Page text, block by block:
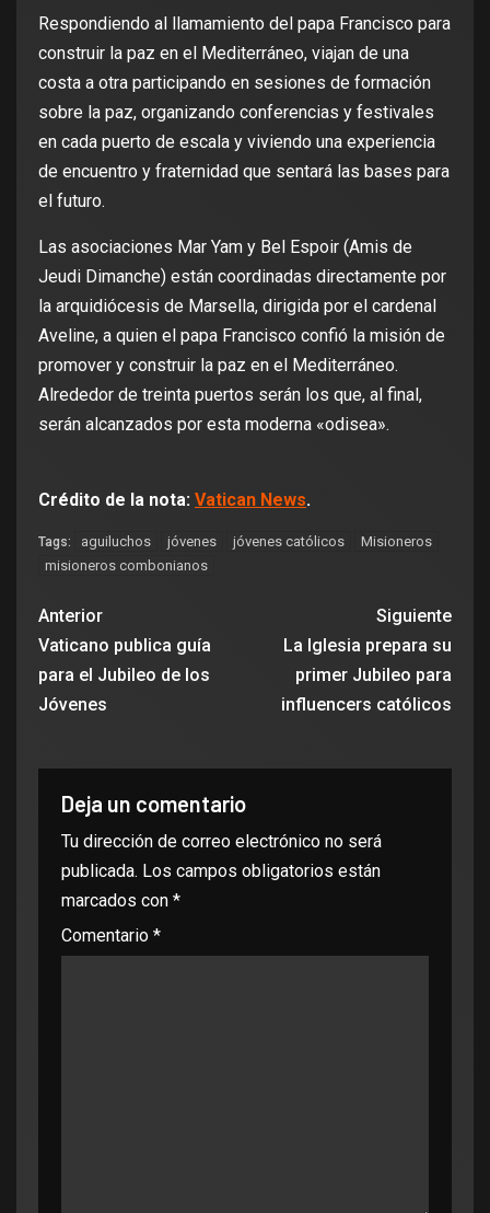
Respondiendo al llamamiento del papa Francisco para
construir la paz en el Mediterráneo, viajan de una
costa a otra participando en sesiones de formación
sobre la paz, organizando conferencias y festivales
en cada puerto de escala y viviendo una experiencia
de encuentro y fraternidad que sentará las bases para
el futuro.
Las asociaciones Mar Yam y Bel Espoir (Amis de
Jeudi Dimanche) están coordinadas directamente por
la arquidiócesis de Marsella, dirigida por el cardenal
Aveline, a quien el papa Francisco confió la misión de
promover y construir la paz en el Mediterráneo.
Alrededor de treinta puertos serán los que, al final,
serán alcanzados por esta moderna «odisea».
Crédito de la nota: Vatican News.
Tags: aguiluchos jóvenes jóvenes católicos
Misioneros
misioneros combonianos
Anterior
Vaticano publica guía
para el Jubileo de los
Jóvenes
Siguiente
La Iglesia prepara su
primer Jubileo para
influencers católicos
Deja un comentario
Tu dirección de correo electrónico no será
publicada. Los campos obligatorios están
marcados con *
Comentario *